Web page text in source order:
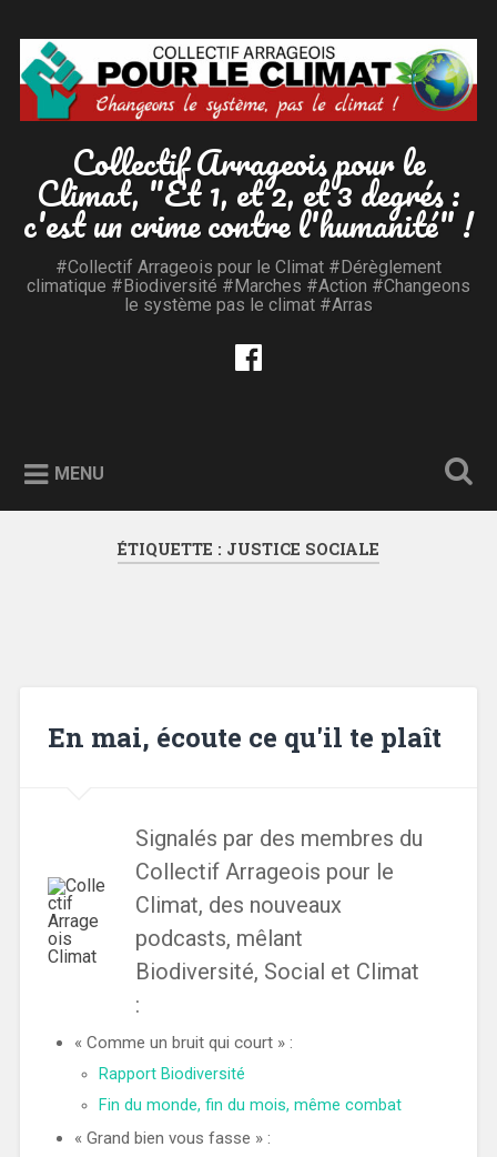
contenu
principal
Recherche
Collectif Arrageois pour le
Climat, "Et 1, et 2, et 3 degrés :
c'est un crime contre l'humanité" !
#Collectif Arrageois pour le Climat #Dérèglement
climatique #Biodiversité #Marches #Action #Changeons
le système pas le climat #Arras
MENU
ÉTIQUETTE : JUSTICE SOCIALE
En mai, écoute ce qu'il te plaît
Signalés par des membres du
Collectif Arrageois pour le
Climat, des nouveaux
podcasts, mêlant
Biodiversité, Social et Climat
:
« Comme un bruit qui court » :
Rapport Biodiversité
Fin du monde, fin du mois, même combat
« Grand bien vous fasse » :